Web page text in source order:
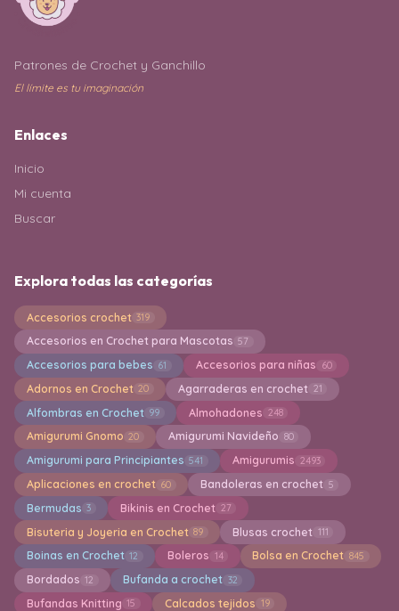
Patrones de Crochet y Ganchillo
El límite es tu imaginación
Enlaces
Inicio
Mi cuenta
Buscar
Explora todas las categorías
Accesorios crochet 319
Accesorios en Crochet para Mascotas 57
Accesorios para bebes 61 Accesorios para niñas 60
Adornos en Crochet 20 Agarraderas en crochet 21
Alfombras en Crochet 99 Almohadones 248
Amigurumi Gnomo 20 Amigurumi Navideño 80
Amigurumi para Principiantes 541 Amigurumis 2493
Aplicaciones en crochet 60 Bandoleras en crochet 5
Bermudas 3 Bikinis en Crochet 27
Bisuteria y Joyeria en Crochet 89 Blusas crochet 111
Boinas en Crochet 12 Boleros 14 Bolsa en Crochet 845
Bordados 12 Bufanda a crochet 32
Bufandas Knitting 15 Calcados tejidos 19